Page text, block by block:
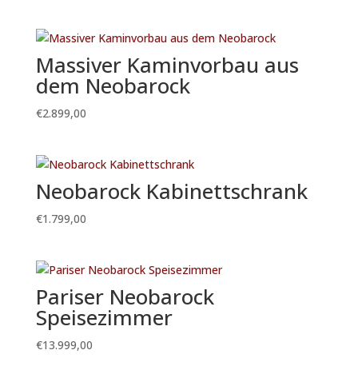
Massiver Kaminvorbau aus
dem Neobarock
€2.899,00
Neobarock Kabinettschrank
€1.799,00
Pariser Neobarock
Speisezimmer
€13.999,00